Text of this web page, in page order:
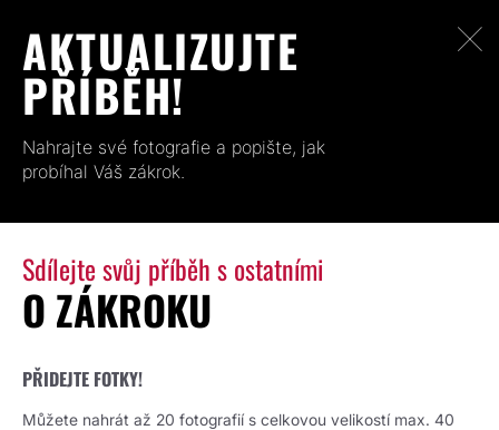
AKTUALIZUJTE
PŘÍBĚH!
Nahrajte své fotografie a popište, jak
probíhal Váš zákrok.
Sdílejte svůj příběh s ostatními
O ZÁKROKU
PŘIDEJTE FOTKY!
Můžete nahrát až 20 fotografií s celkovou velikostí max. 40